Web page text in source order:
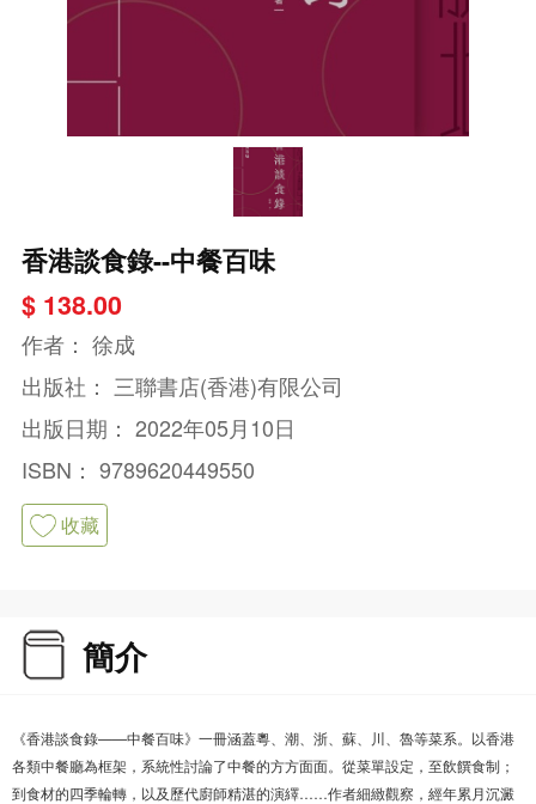
香港談食錄--中餐百味
$ 138.00
作者： 徐成
出版社： 三聯書店(香港)有限公司
出版日期： 2022年05月10日
ISBN： 9789620449550
收藏
簡介
《香港談食錄——中餐百味》一冊涵蓋粵、潮、浙、蘇、川、魯等菜系。以香港
各類中餐廳為框架，系統性討論了中餐的方方面面。從菜單設定，至飲饌食制；
到食材的四季輪轉，以及歷代廚師精湛的演繹……作者細緻觀察，經年累月沉澱